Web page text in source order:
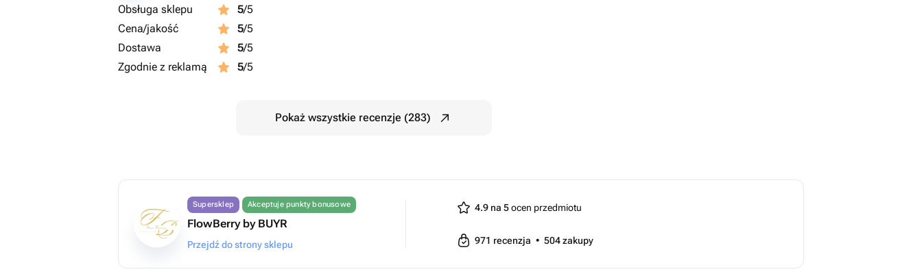
Obsługa sklepu 5/5
Cena/jakość
5/5
Dostawa
5/5
Zgodnie z reklamą
5/5
Pokaż wszystkie recenzje (283)
Supersklep Akceptuje punkty bonusowe
FlowBerry by BUYR
Przejdź do strony sklepu
4.9 na 5ocen przedmiotu
971 recenzja • 504zakupy